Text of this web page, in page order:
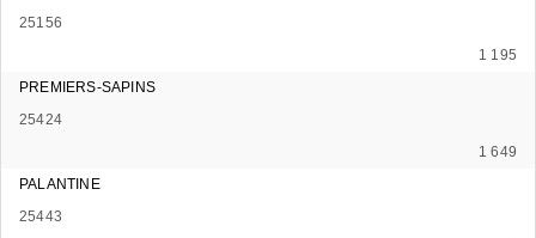
25156
1 195
PREMIERS-SAPINS
25424
1 649
PALANTINE
25443